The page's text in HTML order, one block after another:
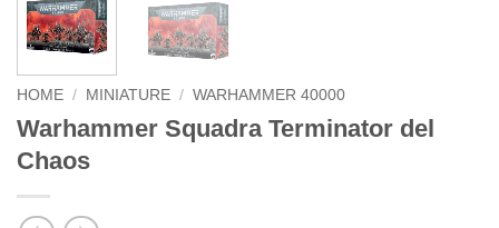
HOME / MINIATURE / WARHAMMER 40000
Warhammer Squadra Terminator del
Chaos